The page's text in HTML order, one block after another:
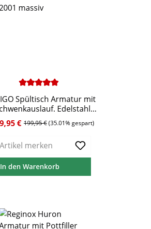
Bewertung von 5 von 5
Spültisch Armatur mit
Edelstahl
massiv
€ Regulärer Preis:
199,95 €(35.01% gespart)
Artikel merken
In den Warenkorb